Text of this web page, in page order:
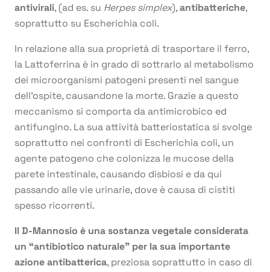
antivirali, (ad es. su Herpes simplex),antibatteriche,
soprattutto su Escherichia coli.
In relazione alla sua proprietà di trasportare il ferro,
la Lattoferrina è in grado di sottrarlo al metabolismo
dei microorganismi patogeni presenti nel sangue
dell’ospite, causandone la morte. Grazie a questo
meccanismo si comporta da antimicrobico ed
antifungino. La sua attività batteriostatica si svolge
soprattutto nei confronti di Escherichia coli, un
agente patogeno che colonizza le mucose della
parete intestinale, causando disbiosi e da qui
passando alle vie urinarie, dove è causa di cistiti
spesso ricorrenti.
Il D-Mannosio è una sostanza vegetale considerata
un “antibiotico naturale” per la sua importante
azione antibatterica, preziosa soprattutto in caso di